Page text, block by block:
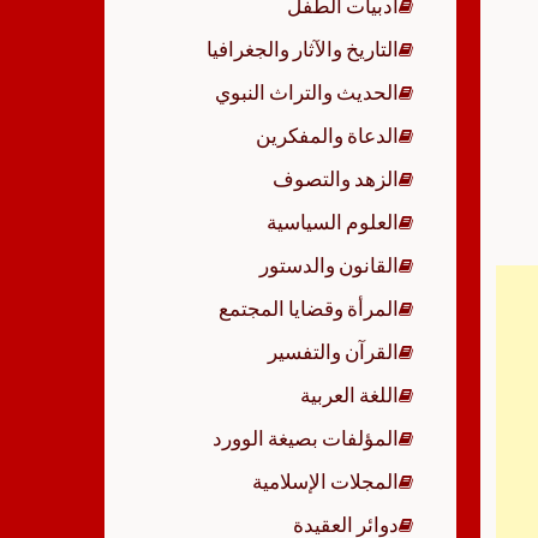
أدبيات الطفل
التاريخ والآثار والجغرافيا
الحديث والتراث النبوي
الدعاة والمفكرين
الزهد والتصوف
العلوم السياسية
القانون والدستور
المرأة وقضايا المجتمع
القرآن والتفسير
اللغة العربية
المؤلفات بصيغة الوورد
المجلات الإسلامية
دوائر العقيدة